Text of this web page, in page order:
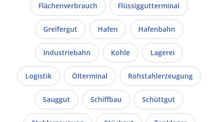
Flächenverbrauch Flüssiggutterminal
Greifergut Hafen Hafenbahn
Industriebahn Kohle Lagerei
Logistik Ölterminal Rohstahlerzeugung
Sauggut Schiffbau Schüttgut